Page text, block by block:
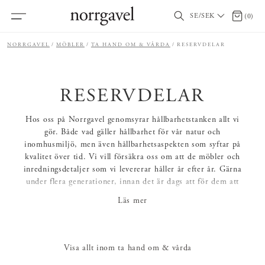
SE/SEK 0 (0)
NORRGAVEL MÖBLER TA HAND OM & VÅRDA RESERVDELAR
RESERVDELAR
Hos oss på Norrgavel genomsyrar hållbarhetstanken allt vi
gör. Både vad gäller hållbarhet för vår natur och
inomhusmiljö, men även hållbarhetsaspekten som syftar på
kvalitet över tid. Vi vill försäkra oss om att de möbler och
inredningsdetaljer som vi levererar håller år efter år. Gärna
under flera generationer, innan det är dags att för dem att
krävs enklare underhållsarbete, såsom slipning och oljning
Läs mer
Visa allt inom ta hand om & vårda